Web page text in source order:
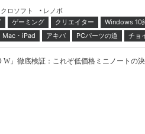
ロソフト
レノボ
ゲーミング クリエイター
Windows 10
Mac・iPad アキバ PCパーツの道 チョ
徹底検証：これぞ低価格ミニノートの決